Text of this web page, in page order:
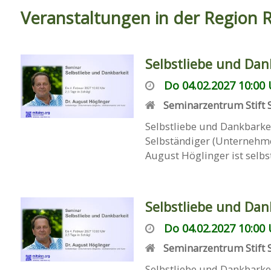
Veranstaltungen in der Region
Selbstliebe und
Do 04.02.2027
Seminarzentrum Stift
Selbstliebe und
Selbständiger
August Höglinger ist
Selbstliebe und
Do 04.02.2027
Seminarzentrum Stift